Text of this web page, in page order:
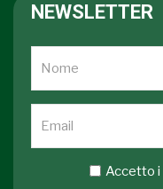
NEWSLETTER
Accetto i